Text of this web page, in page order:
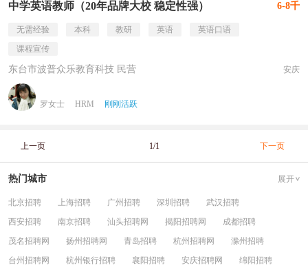
中学英语教师（20年品牌大校 稳定性强） 6-8千
无需经验 本科 教研 英语
英语口语
课程宣传
东台市波普众乐教育科技 民营 安庆
罗女士 HRM 刚刚活跃
上一页 1/1 下一页
热门城市 展开
北京招聘 上海招聘 广州招聘 深圳招聘
武汉招聘
西安招聘
南京招聘 汕头招聘网 揭阳招聘网
成都招聘
茂名招聘网
扬州招聘网 青岛招聘 杭州招聘网
滁州招聘
台州招聘网
杭州银行招聘 襄阳招聘 安庆招聘网 绵阳招聘